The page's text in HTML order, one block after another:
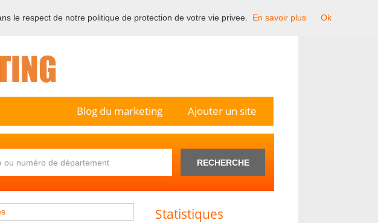
et de la communication en France.
Ajouter un site
Blog du marketing
RECHERCHE
Statistiques
le respect de notre politique de protection de votre vie privee. En savoir plus Ok